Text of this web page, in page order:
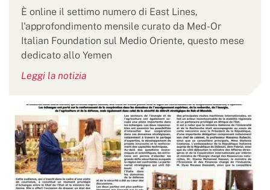
È online il settimo numero di East Lines,
l'approfondimento mensile curato da Med-Or
Italian Foundation sul Medio Oriente, questo mese
dedicato allo Yemen
Leggi la notizia